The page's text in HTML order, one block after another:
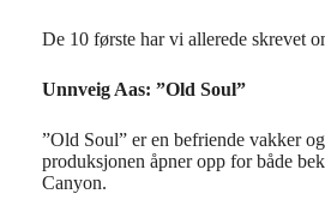
De 10 første har vi allerede skrevet
Unnveig Aas: ”Old Soul”
”Old Soul” er en befriende vakker
produksjonen åpner opp for både
Canyon.